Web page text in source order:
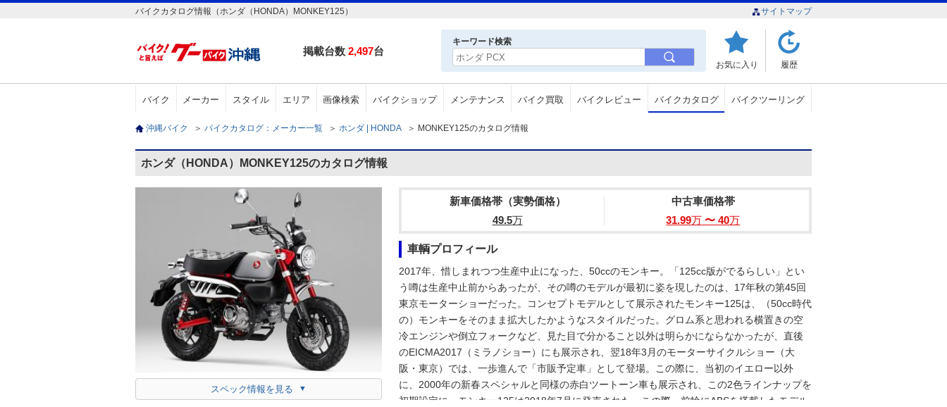
バイクカタログ情報（ホンダ（HONDA）MONKEY125） サイトマップ
掲載台数 2,497台
キーワード検索
お気に入り 履歴
バイク メーカー スタイル エリア 画像検索 バイクショップ メンテナンス バイク買取 バイクレビュー バイクカタログ バイクツーリング
沖縄バイク ＞ バイクカタログ：メーカー一覧 ＞ ホンダ | HONDA ＞ MONKEY125のカタログ情報
ホンダ（HONDA）MONKEY125のカタログ情報
スペック情報を見る
新車価格帯（実勢価格）
49.5万
中古車価格帯
31.99万 〜 40万
車輌プロフィール
2017年、惜しまれつつ生産中止になった、50ccのモンキー。「125cc版がでるらしい」とい
う噂は生産中止前からあったが、その噂のモデルが最初に姿を現したのは、17年秋の第45回
東京モーターショーだった。コンセプトモデルとして展示されたモンキー125は、（50cc時代
の）モンキーをそのまま拡大したかようなスタイルだった。グロム系と思われる横置きの空
冷エンジンや倒立フォークなど、見た目で分かること以外は明らかにならなかったが、直後
のEICMA2017（ミラノショー）にも展示され、翌18年3月のモーターサイクルショー（大
阪・東京）では、一歩進んで「市販予定車」として登場。この際に、当初のイエロー以外
に、2000年の新春スペシャルと同様の赤白ツートーン車も展示され、この2色ラインナップを
初期設定に、モンキー125は2018年7月に発売された。この際、前輪にABSを搭載したモデル